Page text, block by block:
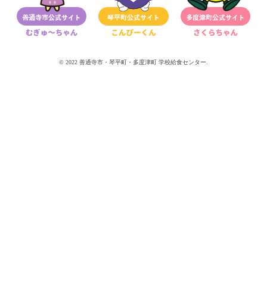
© 2022 善通寺市・琴平町・多度津町 学校給食センター.